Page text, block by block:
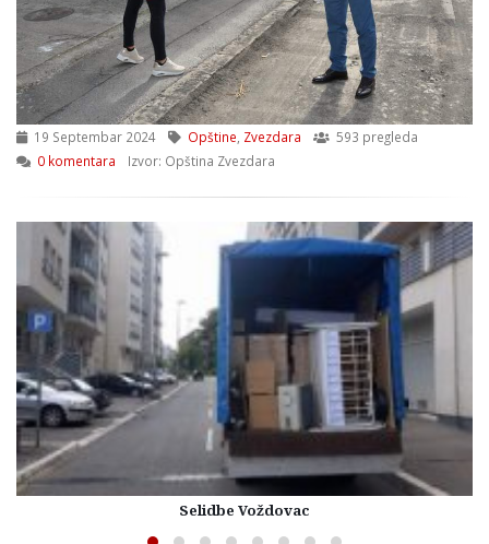
19 Septembar 2024 Opštine, Zvezdara
593 pregleda
0 komentara
Izvor: Opština Zvezdara
Selidbe Voždovac